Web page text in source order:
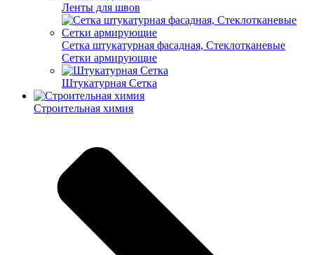
Ленты для швов
Сетка штукатурная фасадная, Стеклотканевые
Сетки армирующие
Штукатурная Сетка
Строительная химия